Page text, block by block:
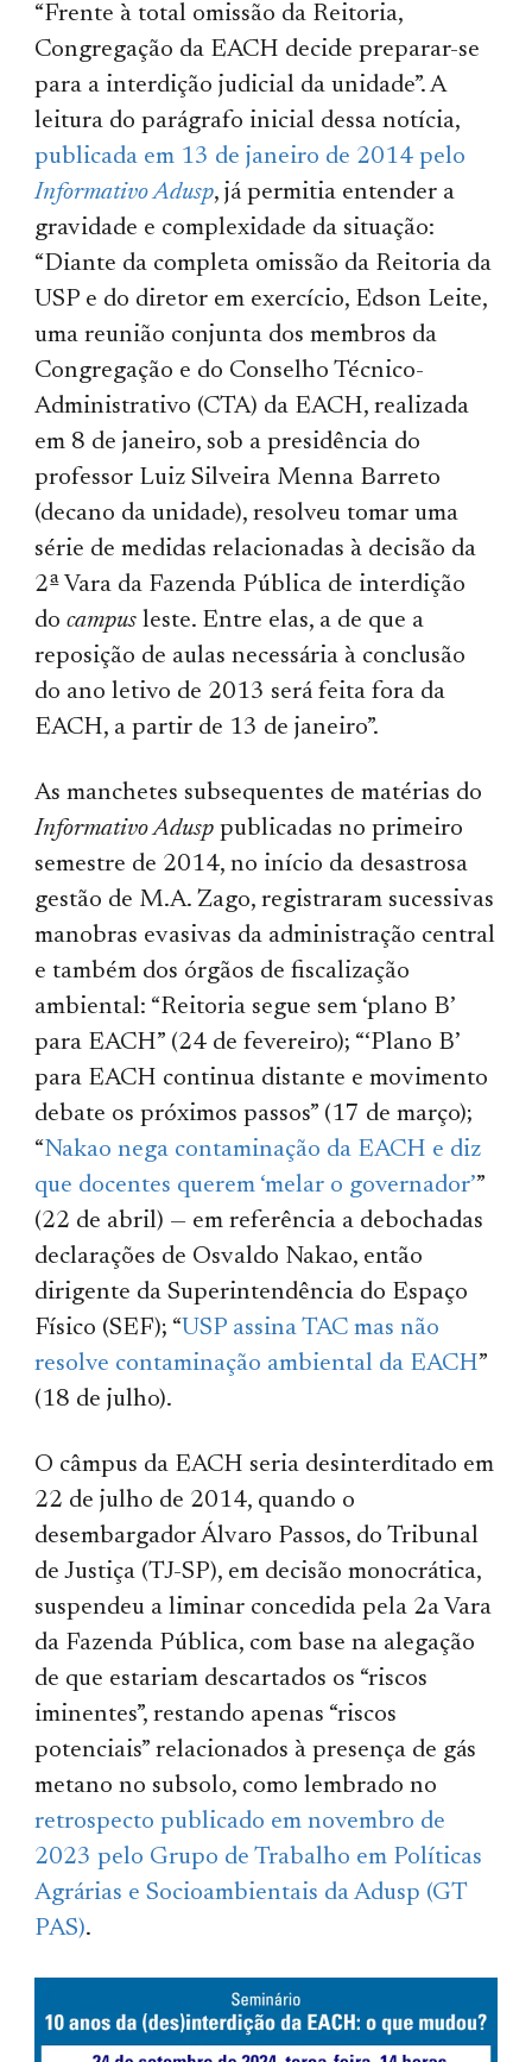
“Frente à total omissão da Reitoria,
Congregação da EACH decide preparar-se
para a interdição judicial da unidade”. A
leitura do parágrafo inicial dessa notícia,
publicada em 13 de janeiro de 2014 pelo
Informativo Adusp, já permitia entender a
gravidade e complexidade da situação:
“Diante da completa omissão da Reitoria da
USP e do diretor em exercício, Edson Leite,
uma reunião conjunta dos membros da
Congregação e do Conselho Técnico-
Administrativo (CTA) da EACH, realizada
em 8 de janeiro, sob a presidência do
professor Luiz Silveira Menna Barreto
(decano da unidade), resolveu tomar uma
série de medidas relacionadas à decisão da
2ª Vara da Fazenda Pública de interdição
docampus leste. Entre elas, a de que a
reposição de aulas necessária à conclusão
do ano letivo de 2013 será feita fora da
EACH, a partir de 13 de janeiro”.
As manchetes subsequentes de matérias do
Informativo Adusp publicadas no primeiro
semestre de 2014, no início da desastrosa
gestão de M.A. Zago, registraram sucessivas
manobras evasivas da administração central
e também dos órgãos de fiscalização
ambiental: “Reitoria segue sem ‘plano B’
para EACH” (24 de fevereiro); “‘Plano B’
para EACH continua distante e movimento
debate os próximos passos” (17 de março);
“Nakao nega contaminação da EACH e diz
que docentes querem ‘melar o governador’”
(22 de abril) — em referência a debochadas
declarações de Osvaldo Nakao, então
dirigente da Superintendência do Espaço
Físico (SEF); “USP assina TAC mas não
resolve contaminação ambiental da EACH”
(18 de julho).
O câmpus da EACH seria desinterditado em
22 de julho de 2014, quando o
desembargador Álvaro Passos, do Tribunal
de Justiça (TJ-SP), em decisão monocrática,
suspendeu a liminar concedida pela 2a Vara
da Fazenda Pública, com base na alegação
de que estariam descartados os “riscos
iminentes”, restando apenas “riscos
potenciais” relacionados à presença de gás
metano no subsolo, como lembrado no
retrospecto publicado em novembro de
2023 pelo Grupo de Trabalho em Políticas
Agrárias​ e Socioambientais da​ Adusp (GT
PAS).